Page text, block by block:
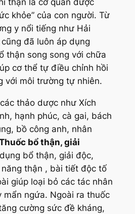
thận là cơ quan được
khỏe” của con người. Từ
y nổi tiếng như Hải
đã luôn áp dụng
thận song song với chữa
cơ thể tự điều chỉnh hồi
với môi trường tự nhiên.
thảo dược như Xích
hạnh phúc, cà gai, bách
bồ công anh, nhân
bổ thận, giải
bổ thận, giải độc,
thận , bài tiết độc tố
giúp loại bỏ các tác nhân
mẩn ngứa. Ngoài ra thuốc
cường sức đề kháng,